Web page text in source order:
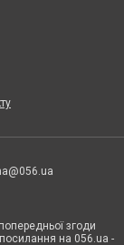
згоди
на 056.ua -